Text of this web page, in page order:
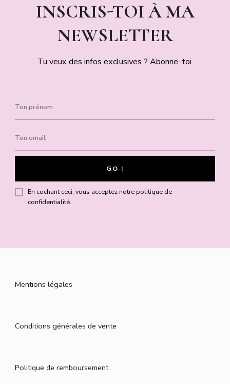
INSCRIS-TOI À MA
NEWSLETTER
Tu veux des infos exclusives ? Abonne-toi.
En cochant ceci, vous acceptez notre politique de
confidentialité.
Mentions légales
Conditions générales de vente
Politique de remboursement